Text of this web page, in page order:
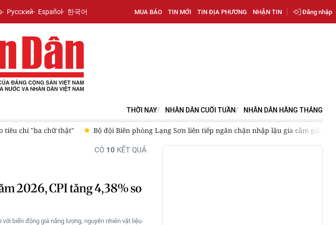
Русский Español 한국어 MUA BÁO TIN MỚI TIN ĐỊA PHƯƠNG NHẬN TIN Đăng nhập
THỜI NAY NHÂN DÂN CUỐI TUẦN NHÂN DÂN HẰNG THÁNG
Biên phòng Lạng Sơn liên tiếp ngăn chặn nhập lậu gia cầm giống, thực phẩm đông lạnh Phát
CÓ 10 KẾT QUẢ
2026, CPI tăng 4,38% so
biến động giá năng lượng, nguyên nhiên vật liệu